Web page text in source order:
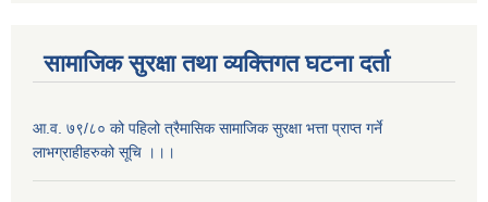
सामाजिक सुरक्षा तथा व्यक्तिगत घटना दर्ता
आ.व. ७९/८० को पहिलो त्रैमासिक सामाजिक सुरक्षा भत्ता प्राप्त गर्ने
लाभग्राहीहरुको सूचि ।।।